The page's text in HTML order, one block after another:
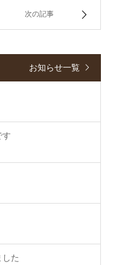
次の記事
お知らせ一覧
す
した